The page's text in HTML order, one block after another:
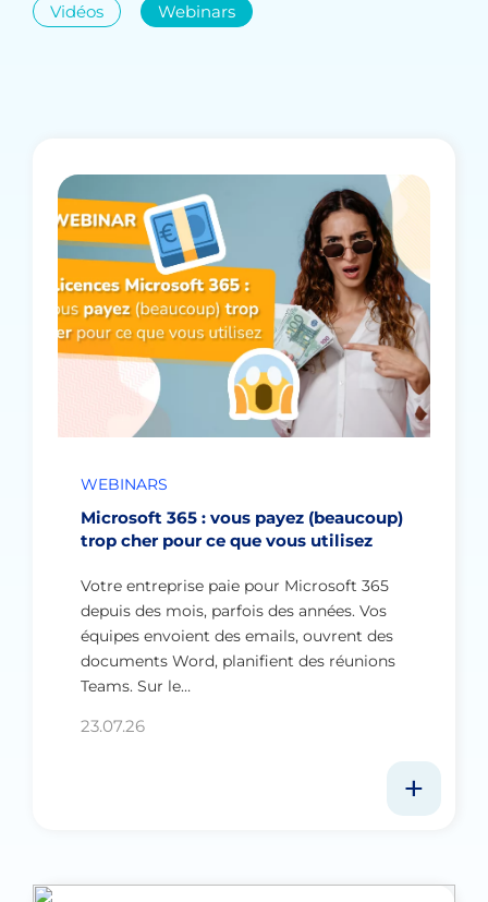
Vidéos Webinars
WEBINARS
Microsoft 365 : vous payez (beaucoup)
trop cher pour ce que vous utilisez
Votre entreprise paie pour Microsoft 365
depuis des mois, parfois des années. Vos
équipes envoient des emails, ouvrent des
documents Word, planifient des réunions
Teams. Sur le…
23.07.26